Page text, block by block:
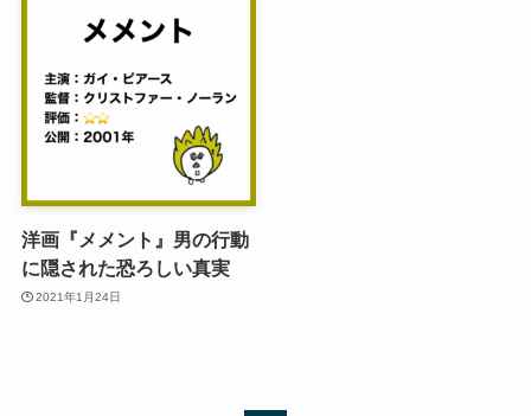
洋画『メメント』男の行動
に隠された恐ろしい真実
2021年1月24日